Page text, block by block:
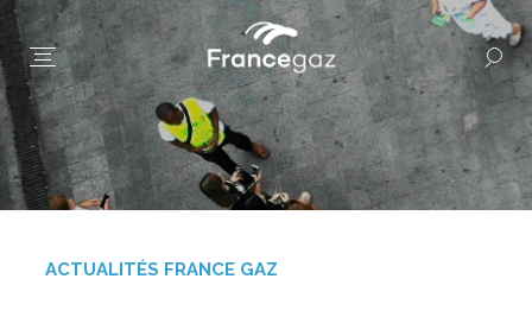
ACTUALITÉS FRANCE GAZ